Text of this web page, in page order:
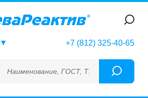
+7 (812) 325-40-65
Наименование, ГОСТ, ТУ, ГСО, МСО, ОСО,